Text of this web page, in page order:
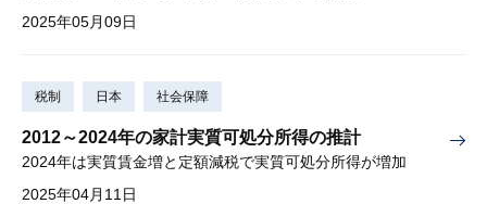
2025年05月09日
税制 日本 社会保障
2012～2024年の家計実質可処分所得の推計
2024年は実質賃金増と定額減税で実質可処分所得が増加
2025年04月11日